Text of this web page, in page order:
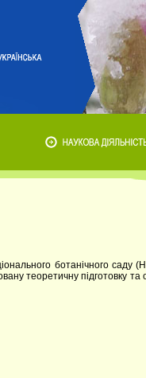
ботанічного
теоретичну підготовку